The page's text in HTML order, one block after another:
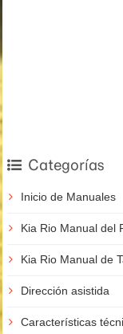
Categorías
Inicio de Manuales
Kia Rio Manual del
Kia Rio Manual de
Dirección asistida
Características